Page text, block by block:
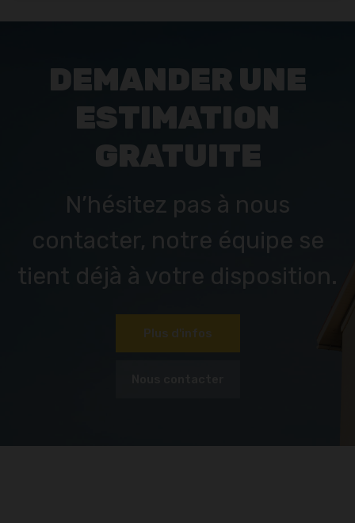
DEMANDER UNE
ESTIMATION
GRATUITE
N’hésitez pas à nous
contacter, notre équipe se
tient déjà à votre disposition.
Plus d'infos